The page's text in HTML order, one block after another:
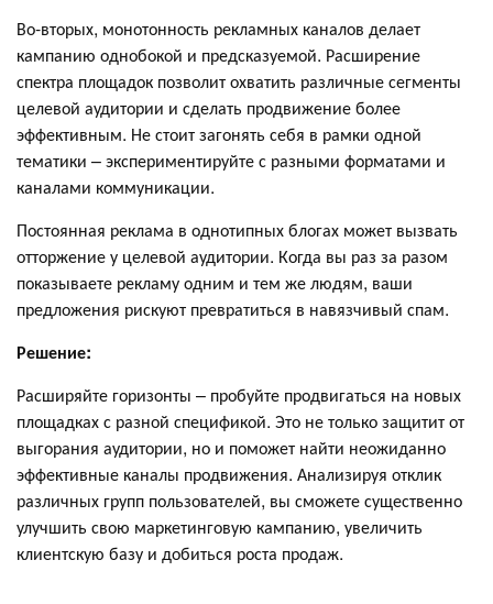
Во-вторых, монотонность рекламных каналов делает
кампанию однобокой и предсказуемой. Расширение
спектра площадок позволит охватить различные сегменты
целевой аудитории и сделать продвижение более
эффективным. Не стоит загонять себя в рамки одной
тематики – экспериментируйте с разными форматами и
каналами коммуникации.
Постоянная реклама в однотипных блогах может вызвать
отторжение у целевой аудитории. Когда вы раз за разом
показываете рекламу одним и тем же людям, ваши
предложения рискуют превратиться в навязчивый спам.
Решение:
Расширяйте горизонты – пробуйте продвигаться на новых
площадках с разной спецификой. Это не только защитит от
выгорания аудитории, но и поможет найти неожиданно
эффективные каналы продвижения. Анализируя отклик
различных групп пользователей, вы сможете существенно
улучшить свою маркетинговую кампанию, увеличить
клиентскую базу и добиться роста продаж.